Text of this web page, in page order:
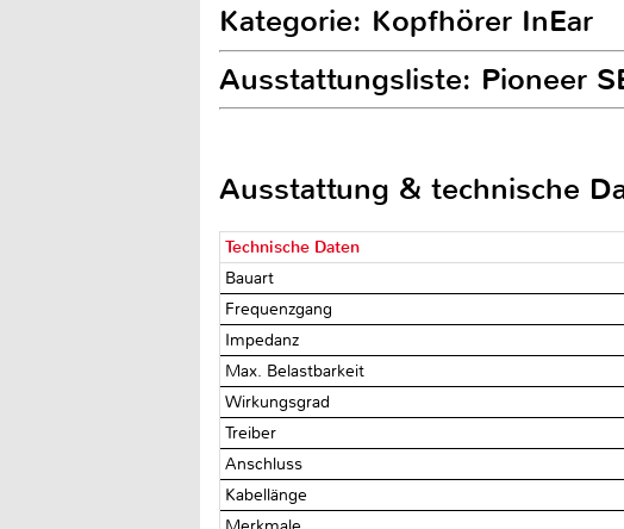
Kategorie: Kopfhörer InEar
Ausstattungsliste: Pioneer
Ausstattung & technische
Technische Daten
Bauart
Frequenzgang
Impedanz
Max. Belastbarkeit
Wirkungsgrad
Treiber
Anschluss
Kabellänge